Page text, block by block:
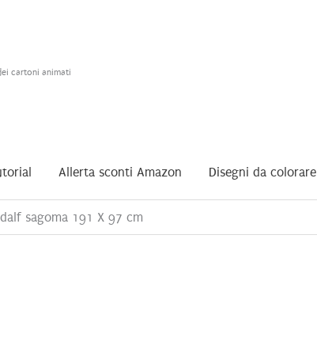
cartoni animati
Allerta sconti Amazon Disegni da colorare
sagoma 191 X 97 cm